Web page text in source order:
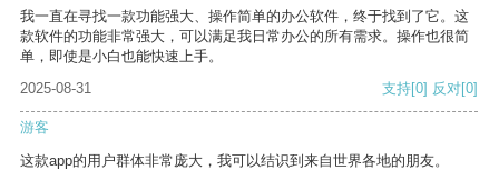
我一直在寻找一款功能强大、操作简单的办公软件，终于找到了它。这
款软件的功能非常强大，可以满足我日常办公的所有需求。操作也很简
单，即使是小白也能快速上手。
2025-08-31
支持[0] 反对[0]
游客
这款app的用户群体非常庞大，我可以结识到来自世界各地的朋友。